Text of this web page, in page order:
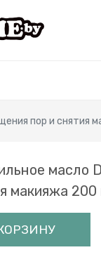
пор и снятия
масло
макияжа 200